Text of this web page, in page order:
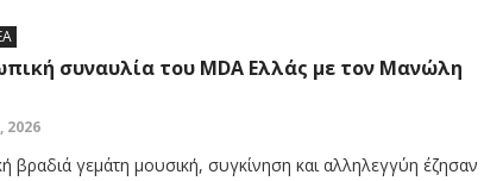
συναυλία του MDA Ελλάς με τον Μανώλη
2026
βραδιά γεμάτη μουσική, συγκίνηση και αλληλεγγύη έζησαν